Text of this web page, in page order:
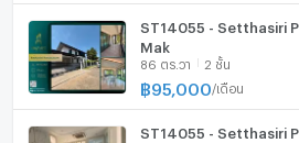
update : 2026-08-07 00:10:01
ST14055 - Setthasiri
Mak
86 ตร.วา 2 ชั้น
฿95,000 /เดือน
ST14055 - Setthasiri